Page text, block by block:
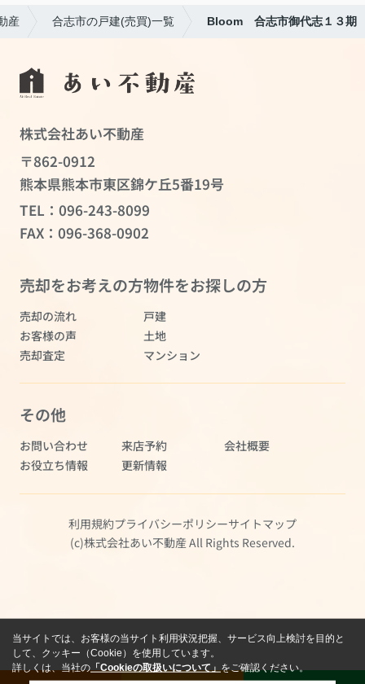
産 合志市の戸建(売買)一覧 Bloom 合志市御代志１３期
株式会社あい不動産
〒862-0912
熊本県熊本市東区錦ケ丘5番19号
TEL： 096-243-8099
FAX：096-368-0902
売却をお考えの方
売却の流れ
お客様の声
売却査定
物件をお探しの方
戸建
土地
マンション
その他
お問い合わせ 来店予約
会社概要
お役立ち情報
更新情報
利用規約プライバシーポリシーサイトマップ
(c)株式会社あい不動産 All Rights Reserved.
当サイトでは、お客様の当サイト利用状況把握、サービス向上検討を目的と
して、クッキー（Cookie）を使用しています。
詳しくは、当社の「Cookieの取扱いについて」をご確認ください。